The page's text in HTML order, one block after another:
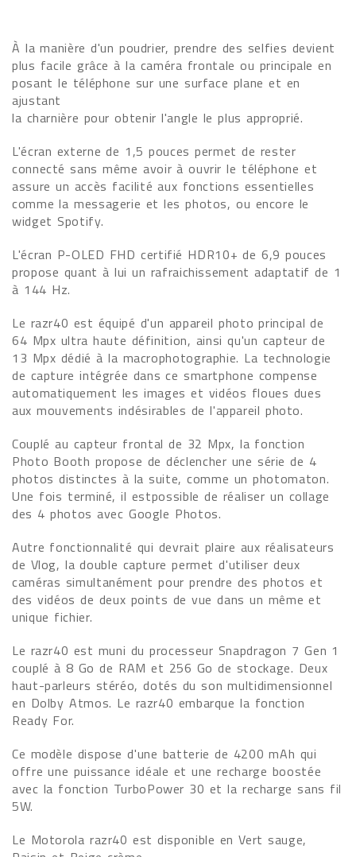
À la manière d'un poudrier, prendre des selfies devient
plus facile grâce à la caméra frontale ou principale en
posant le téléphone sur une surface plane et en
ajustant
la charnière pour obtenir l'angle le plus approprié.
L'écran externe de 1,5 pouces permet de rester
connecté sans même avoir à ouvrir le téléphone et
assure un accès facilité aux fonctions essentielles
comme la messagerie et les photos, ou encore le
widget Spotify.
L'écran P-OLED FHD certifié HDR10+ de 6,9 pouces
propose quant à lui un rafraichissement adaptatif de 1
à 144 Hz.
Le razr40 est équipé d'un appareil photo principal de
64 Mpx ultra haute définition, ainsi qu'un capteur de
13 Mpx dédié à la macrophotographie. La technologie
de capture intégrée dans ce smartphone compense
automatiquement les images et vidéos floues dues
aux mouvements indésirables de l'appareil photo.
Couplé au capteur frontal de 32 Mpx, la fonction
Photo Booth propose de déclencher une série de 4
photos distinctes à la suite, comme un photomaton.
Une fois terminé, il estpossible de réaliser un collage
des 4 photos avec Google Photos.
Autre fonctionnalité qui devrait plaire aux réalisateurs
de Vlog, la double capture permet d'utiliser deux
caméras simultanément pour prendre des photos et
des vidéos de deux points de vue dans un même et
unique fichier.
Le razr40 est muni du processeur Snapdragon 7 Gen 1
couplé à 8 Go de RAM et 256 Go de stockage. Deux
haut-parleurs stéréo, dotés du son multidimensionnel
en Dolby Atmos. Le razr40 embarque la fonction
Ready For.
Ce modèle dispose d'une batterie de 4200 mAh qui
offre une puissance idéale et une recharge boostée
avec la fonction TurboPower 30 et la recharge sans fil
5W.
Le Motorola razr40 est disponible en Vert sauge,